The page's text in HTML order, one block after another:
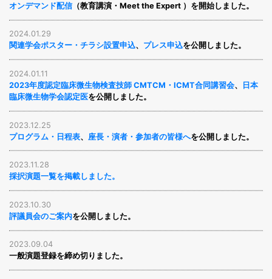
オンデマンド配信（教育講演・Meet the Expert ）を開始しました。
2024.01.29
関連学会ポスター・チラシ設置申込、 プレス申込を公開しました。
2024.01.11
2023年度認定臨床微生物検査技師 CMTCM・ICMT合同講習会、
日本
臨床微生物学会認定医を公開しました。
2023.12.25
プログラム・日程表、 座長・演者・参加者の皆様へを公開しました。
2023.11.28
採択演題一覧を掲載しました。
2023.10.30
評議員会のご案内を公開しました。
2023.09.04
一般演題登録を締め切りました。